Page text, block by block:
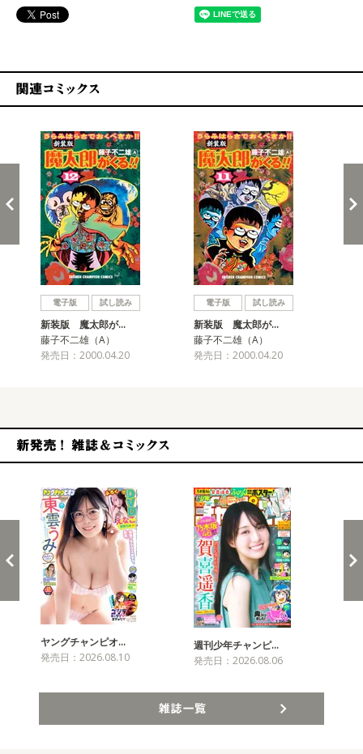
電子版 試し読み
新装版 魔太郎が…
藤子不二雄（A）
発売日：2000.04.20
電子版 試し読み
新装版 魔太郎が…
藤子不二雄（A）
発売日：2000.04.20
ヤングチャンピオ…
発売日：2026.08.10
週刊少年チャンピ…
発売日：2026.08.06